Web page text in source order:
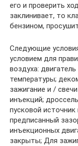
его и проверить
заклинивает, то
бензином,
Следующие
условием для
воздуха:
температуры;
зажигание и /
инъекций;
пусковой источник
предписанный
инъекционных
закрыты; Для